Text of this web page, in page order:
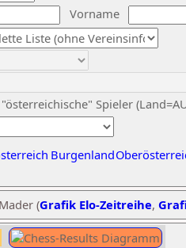
Vorname
Spieler
Burgenland
(Grafik Elo-Zeitreihe,